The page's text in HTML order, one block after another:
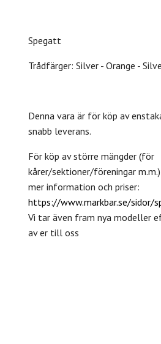
Spegatt
Trådfärger: Silver - Orange -
Denna vara är för köp av
snabb leverans.
För köp av större mängder (för
kårer/sektioner/föreningar
mer information och priser:
https://www.markbar.se/sidor/
Vi tar även fram nya modeller
av er till oss